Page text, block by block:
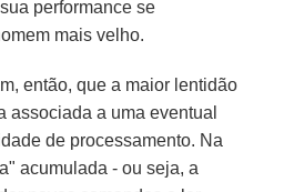
performance se
mais velho.
então, que a maior lentidão
associada a uma eventual
de processamento. Na
acumulada - ou seja, a